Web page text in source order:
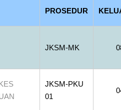
PROSEDUR
JKSM-MK
JKSM-PKU
01